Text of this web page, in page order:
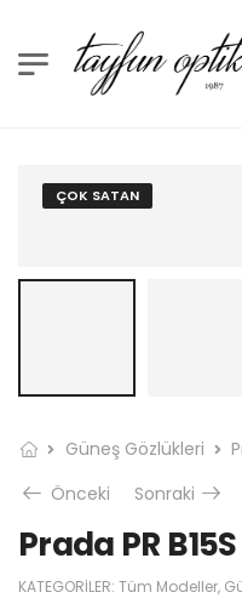
ÇOK SATAN
Güneş Gözlükleri
Önceki
Sonraki
Prada PR
KATEGORILER: Tüm Modeller,